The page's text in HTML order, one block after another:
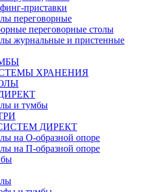
приставки
переговорные
переговорные столы
журнальные и пристенные
ХРАНЕНИЯ
и тумбы
ДИРЕКТ
на О-образной опоре
на П-образной опоре